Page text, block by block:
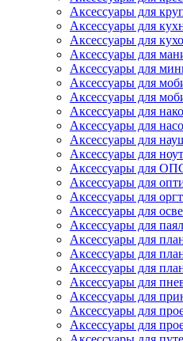
Аксессуары для
Аксессуары для
Аксессуары для
Аксессуары для
Аксессуары для
Аксессуары для
Аксессуары для
Аксессуары для
Аксессуары для
Аксессуары для
Аксессуары для
Аксессуары для
Аксессуары для
Аксессуары для
Аксессуары для
Аксессуары для
Аксессуары для
Аксессуары для
Аксессуары для
Аксессуары для
Аксессуары для
Аксессуары для
Аксессуары для